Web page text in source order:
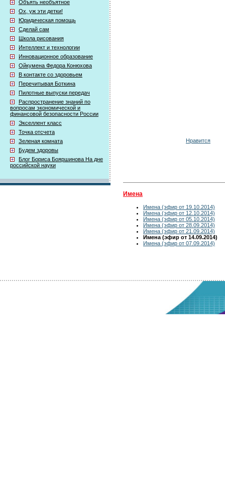
Объять необъятное
Ох, уж эти детки!
Юридическая помощь
Сделай сам
Школа рисования
Интеллект и технологии
Инновационное образование
Ойкумена Федора Конюхова
В контакте со здоровьем
Перечитывая Боткина
Пилотные выпуски передач
Распространение знаний по
вопросам экономической и
финансовой безопасности России
Экселлент класс
Точка отсчета
Зеленая комната
Будем здоровы
Блог Бориса Бояршинова На дне
российской науки
Нравится
Имена
Имена (эфир от 19.10.2014)
Имена (эфир от 12.10.2014)
Имена (эфир от 05.10.2014)
Имена (эфир от 28.09.2014)
Имена (эфир от 21.09.2014)
Имена (эфир от 14.09.2014)
Имена (эфир от 07.09.2014)